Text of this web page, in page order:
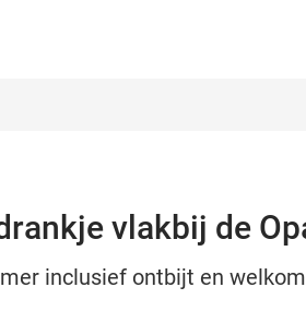
vlakbij de
inclusief ontbijt en